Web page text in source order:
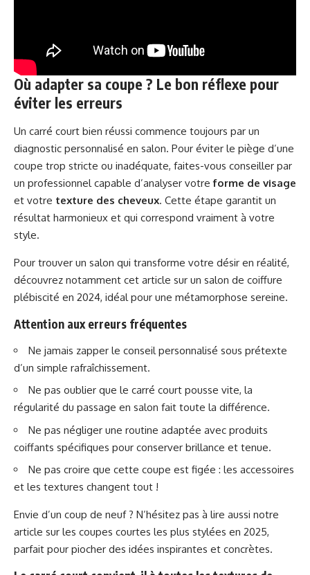
Où adapter sa coupe ? Le bon réflexe pour
éviter les erreurs
Un carré court bien réussi commence toujours par un
diagnostic personnalisé en salon. Pour éviter le piège d’une
coupe trop stricte ou inadéquate, faites-vous conseiller par
un professionnel capable d’analyser votreforme de visage
et votre texture des cheveux. Cette étape garantit un
résultat harmonieux et qui correspond vraiment à votre
style.
Pour trouver un salon qui transforme votre désir en réalité,
découvrez notamment cet article sur un salon de coiffure
plébiscité en 2024, idéal pour une métamorphose sereine.
Attention aux erreurs fréquentes
Ne jamais zapper le conseil personnalisé sous prétexte
d’un simple rafraîchissement.
Ne pas oublier que le carré court pousse vite, la
régularité du passage en salon fait toute la différence.
Ne pas négliger une routine adaptée avec produits
coiffants spécifiques pour conserver brillance et tenue.
Ne pas croire que cette coupe est figée : les accessoires
et les textures changent tout !
Envie d’un coup de neuf ? N’hésitez pas à lire aussi notre
article sur les coupes courtes les plus stylées en 2025,
parfait pour piocher des idées inspirantes et concrètes.